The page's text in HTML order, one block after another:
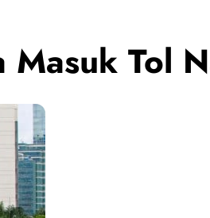
Masuk Tol